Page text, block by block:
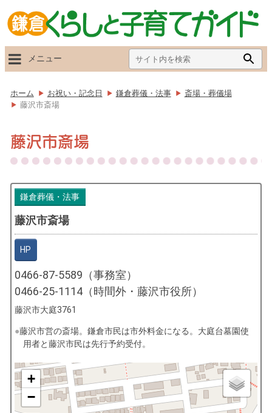
Search
for:
メニュー
ホーム お祝い・記念日 鎌倉葬儀・法事
斎場・葬儀場
藤沢市斎場
藤沢市斎場
鎌倉葬儀・法事
藤沢市斎場
HP
0466-87-5589（事務室）
0466-25-1114（時間外・藤沢市役所）
藤沢市大庭3761
藤沢市営の斎場。鎌倉市民は市外料金になる。大庭台墓園使
用者と藤沢市民は先行予約受付。
+
−